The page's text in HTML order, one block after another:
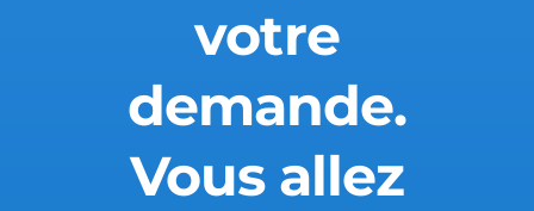
votre
demande.
Vous allez